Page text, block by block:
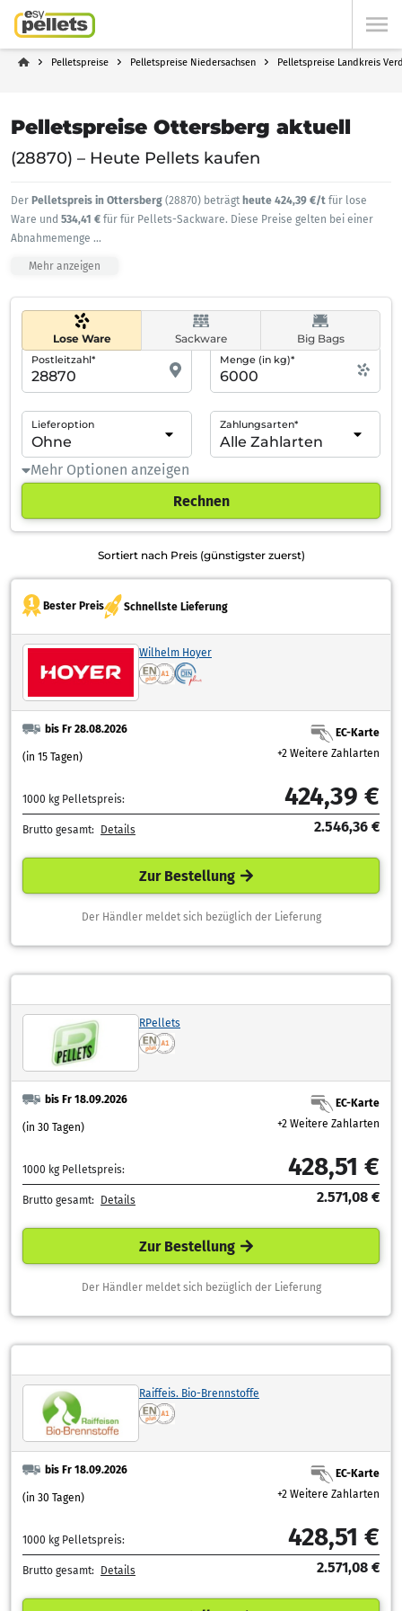
Pelletspreise Pelletspreise Niedersachsen Pelletspreise Landkreis
Pelletspreise Ottersberg aktuell
(28870) – Heute Pellets kaufen
Der Pelletspreis in Ottersberg (28870) beträgt heute 424,39 €/t für lose
Ware und 534,41 € für für Pellets-Sackware. Diese Preise gelten bei einer
Abnahmemenge ...
Mehr anzeigen
Lose Ware Sackware Big Bags
Postleitzahl* Menge (in kg)*
Lieferoption Zahlungsarten*
Mehr Optionen anzeigen
Rechnen
Sortiert nach Preis (günstigster zuerst)
Bester Preis Schnellste Lieferung
Wilhelm Hoyer
bis Fr 28.08.2026
(in 15 Tagen)
EC-Karte
+2 Weitere Zahlarten
1000 kg Pelletspreis: 424,39 €
Brutto gesamt: Details 2.546,36 €
Zur Bestellung
Der Händler meldet sich bezüglich der Lieferung
RPellets
bis Fr 18.09.2026
(in 30 Tagen)
EC-Karte
+2 Weitere Zahlarten
1000 kg Pelletspreis: 428,51 €
Brutto gesamt: Details 2.571,08 €
Zur Bestellung
Der Händler meldet sich bezüglich der Lieferung
Raiffeis. Bio-Brennstoffe
bis Fr 18.09.2026
(in 30 Tagen)
EC-Karte
+2 Weitere Zahlarten
1000 kg Pelletspreis: 428,51 €
Brutto gesamt: Details 2.571,08 €